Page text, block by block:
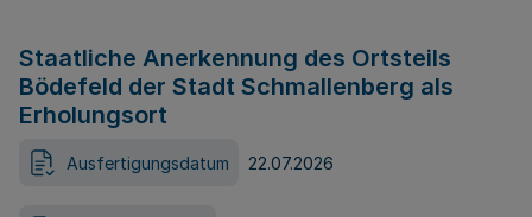
Staatliche Anerkennung des Ortsteils
Bödefeld der Stadt Schmallenberg als
Erholungsort
Ausfertigungsdatum 22.07.2026